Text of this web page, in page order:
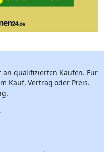
an qualifizierten Käufen. Für
Kauf, Vertrag oder Preis.